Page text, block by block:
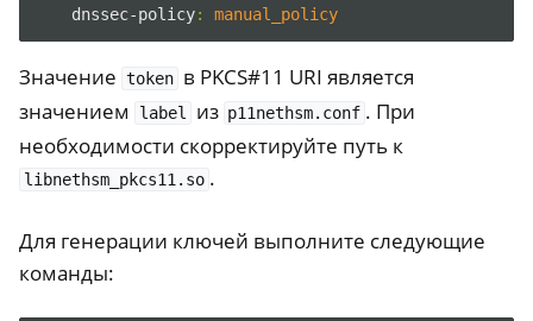
navigation of NitroWall
dnssec-policy: manual_policy
Значение token в PKCS#11 URI является
значением
label из p11nethsm.conf . При
необходимости скорректируйте путь к
libnethsm_pkcs11.so .
Для генерации ключей выполните следующие
команды: